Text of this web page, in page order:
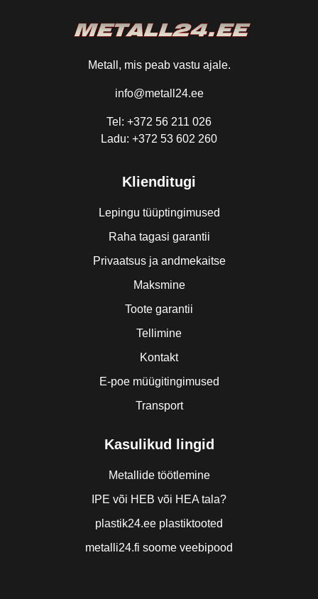
Metall, mis peab vastu ajale.
info@metall24.ee
Tel: +372 56 211 026
Ladu: +372 53 602 260
Klienditugi
Lepingu tüüptingimused
Raha tagasi garantii
Privaatsus ja andmekaitse
Maksmine
Toote garantii
Tellimine
Kontakt
E-poe müügitingimused
Transport
Kasulikud lingid
Metallide töötlemine
IPE või HEB või HEA tala?
plastik24.ee plastiktooted
metalli24.fi soome veebipood